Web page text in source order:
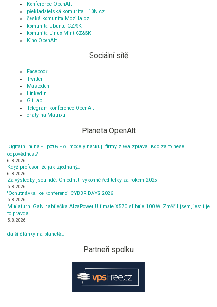
Konference OpenAlt
překladatelská komunita L10N.cz
česká komunita Mozilla.cz
komunita Ubuntu CZ/SK
komunita Linux Mint CZ&SK
Kino OpenAlt
Sociální sítě
Facebook
Twitter
Mastodon
LinkedIn
GitLab
Telegram konference OpenAlt
chaty na Matrixu
Planeta OpenAlt
Digitální mlha - Ep#09 - AI modely hackují firmy zleva zprava. Kdo za to nese
odpovědnost?
6. 8. 2026
Když profesor lže jak zjednaný…
6. 8. 2026
Za výsledky jsou lidé: Ohlédnutí výkonné ředitelky za rokem 2025
5. 8. 2026
'Ochutnávka' ke konferenci CYB3R DAYS 2026
5. 8. 2026
Miniaturní GaN nabíječka AlzaPower Ultimate X570 slibuje 100 W. Změřil jsem, jestli je
to pravda.
5. 8. 2026
další články na planetě…
Partneři spolku